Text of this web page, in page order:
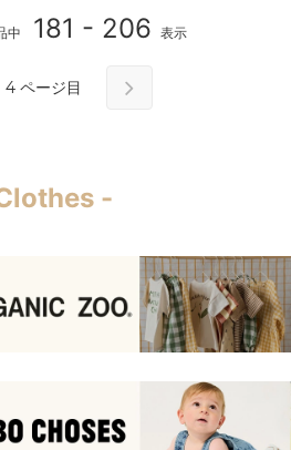
中 181 - 206 表示
4 ページ目
-